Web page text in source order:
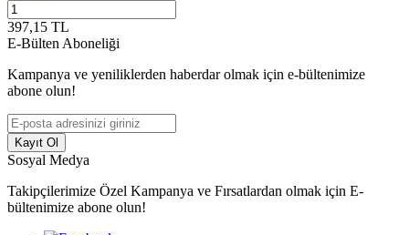
397,15 TL
E-Bülten Aboneliği
Kampanya ve yeniliklerden haberdar olmak için e-bültenimize
abone olun!
Kayıt Ol
Sosyal Medya
Takipçilerimize Özel Kampanya ve Fırsatlardan olmak için E-
bültenimize abone olun!